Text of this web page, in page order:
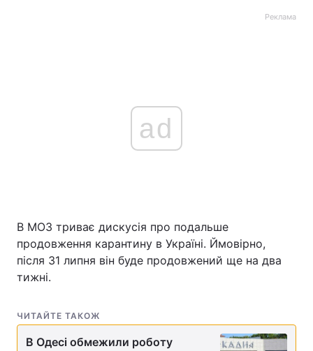
Реклама
ad
В МОЗ триває дискусія про подальше
продовження карантину в Україні. Ймовірно,
після 31 липня він буде продовжений ще на два
тижні.
ЧИТАЙТЕ ТАКОЖ
В Одесі обмежили роботу